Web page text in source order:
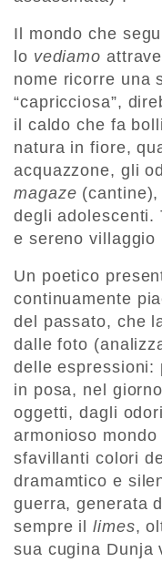
Il mondo che
lo vediamo
nome ricorre una
“capricciosa”,
il caldo che fa
natura in fiore,
acquazzone, gli
magaze
degli adolescenti.
e sereno villaggio
Un poetico
continuamente
del passato, che
dalle foto
delle espressioni:
in posa, nel
oggetti, dagli
armonioso
sfavillanti colori
dramamtico e
guerra, generata
sempre illimes,
sua cugina Dunja